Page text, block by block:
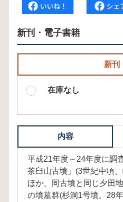
新刊・電子書籍
新刊
在庫なし
内容
平成21年度～24年度に調
茶臼山古墳」(3世紀中頃
ほか、同古墳と同じ夕田
の墳墓群(杉洞1号墳。28